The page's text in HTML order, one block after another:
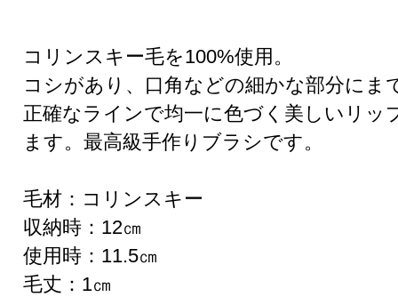
コリンスキー毛を100%使用。
コシがあり、口角などの細かな部分にま
正確なラインで均一に色づく美しいリッ
ます。最高級手作りブラシです。
毛材：コリンスキー
収納時：12㎝
使用時：11.5㎝
毛丈：1㎝